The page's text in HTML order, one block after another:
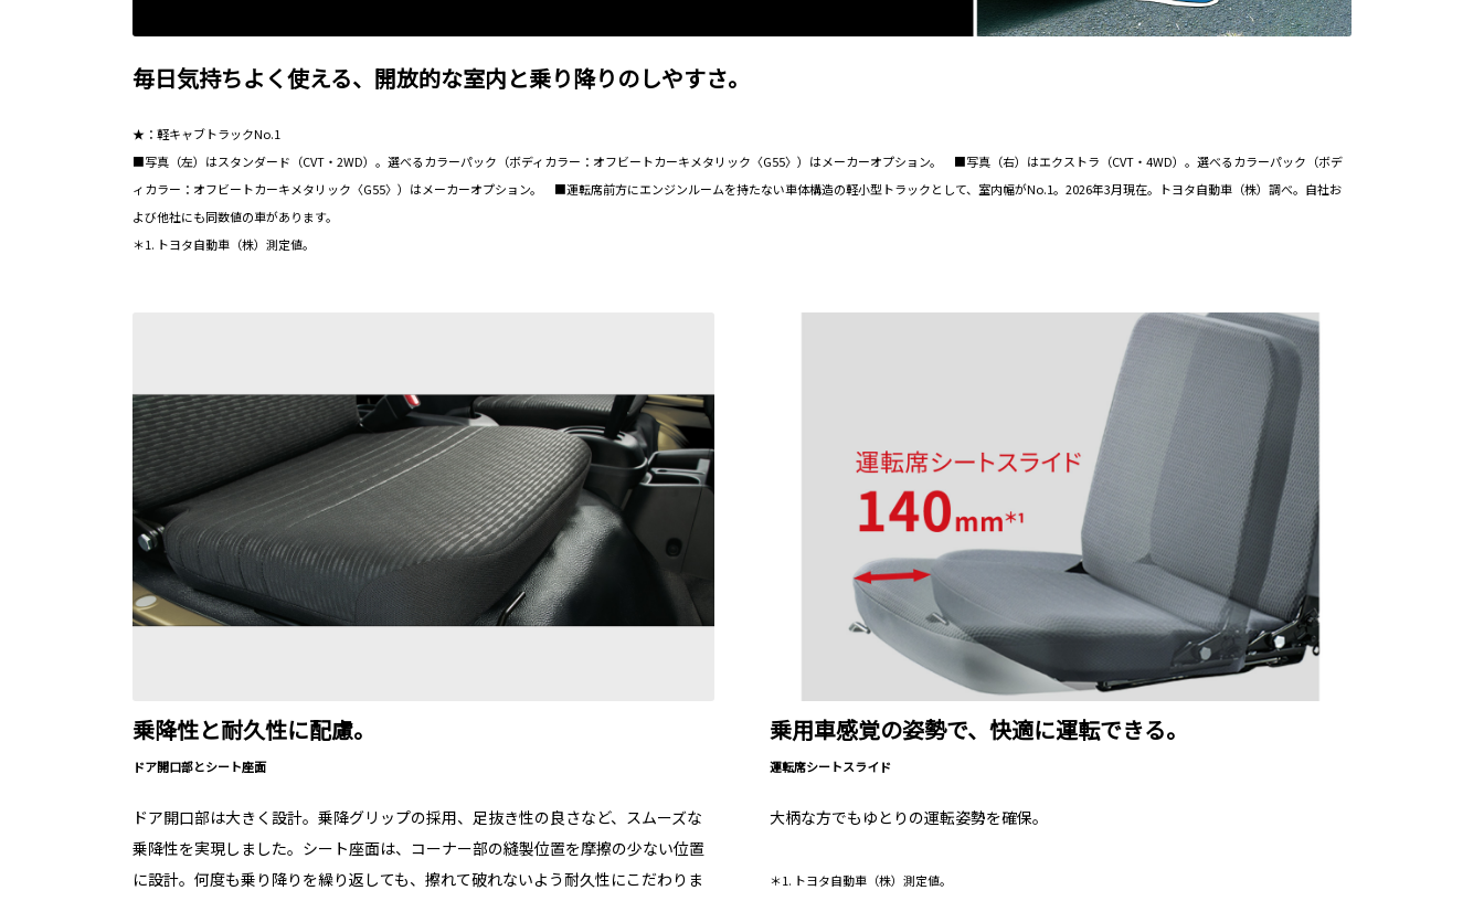
毎日気持ちよく使える、開放的な室内と乗り降りのしやすさ。
★：軽キャブトラックNo.1
■写真（左）はスタンダード（CVT・2WD）。選べるカラーパック（ボディカラー：オフビートカーキメタリック〈G55〉）はメーカーオプション。 ■写真（右）はエクストラ（CVT・4WD）。選べるカラーパック（ボデ
ィカラー：オフビートカーキメタリック〈G55〉）はメーカーオプション。 ■運転席前方にエンジンルームを持たない車体構造の軽小型トラックとして、室内幅がNo.1。2026年3月現在。トヨタ自動車（株）調べ。自社お
よび他社にも同数値の車があります。
＊1. トヨタ自動車（株）測定値。
乗降性と耐久性に配慮。
ドア開口部とシート座面
ドア開口部は大きく設計。乗降グリップの採用、足抜き性の良さなど、スムーズな
乗降性を実現しました。シート座面は、コーナー部の縫製位置を摩擦の少ない位置
に設計。何度も乗り降りを繰り返しても、擦れて破れないよう耐久性にこだわりま
乗用車感覚の姿勢で、快適に運転できる。
運転席シートスライド
大柄な方でもゆとりの運転姿勢を確保。
＊1. トヨタ自動車（株）測定値。